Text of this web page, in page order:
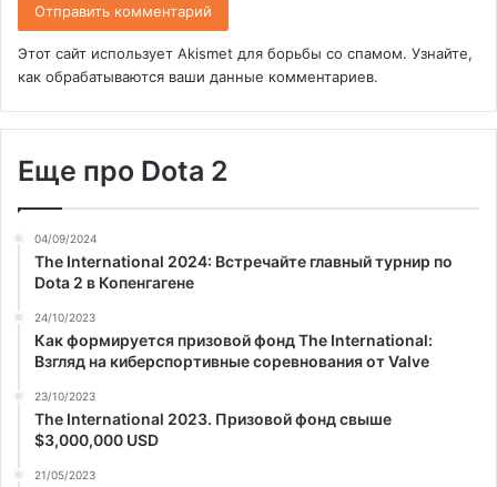
Этот сайт использует Akismet для борьбы со спамом. Узнайте,
как обрабатываются ваши данные комментариев.
Еще про Dota 2
04/09/2024
The International 2024: Встречайте главный турнир по
Dota 2 в Копенгагене
24/10/2023
Как формируется призовой фонд The International:
Взгляд на киберспортивные соревнования от Valve
23/10/2023
The International 2023. Призовой фонд свыше
$3,000,000 USD
21/05/2023